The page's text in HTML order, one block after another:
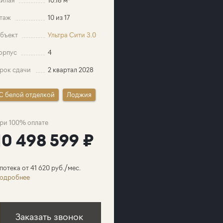
10 из 17
Ультра Сити 3.0
4
сдачи 2 квартал 2028
белой отделкой Лоджия
100% оплате
498 599 ₽
от 41 620 руб./мес.
Заказать звонок